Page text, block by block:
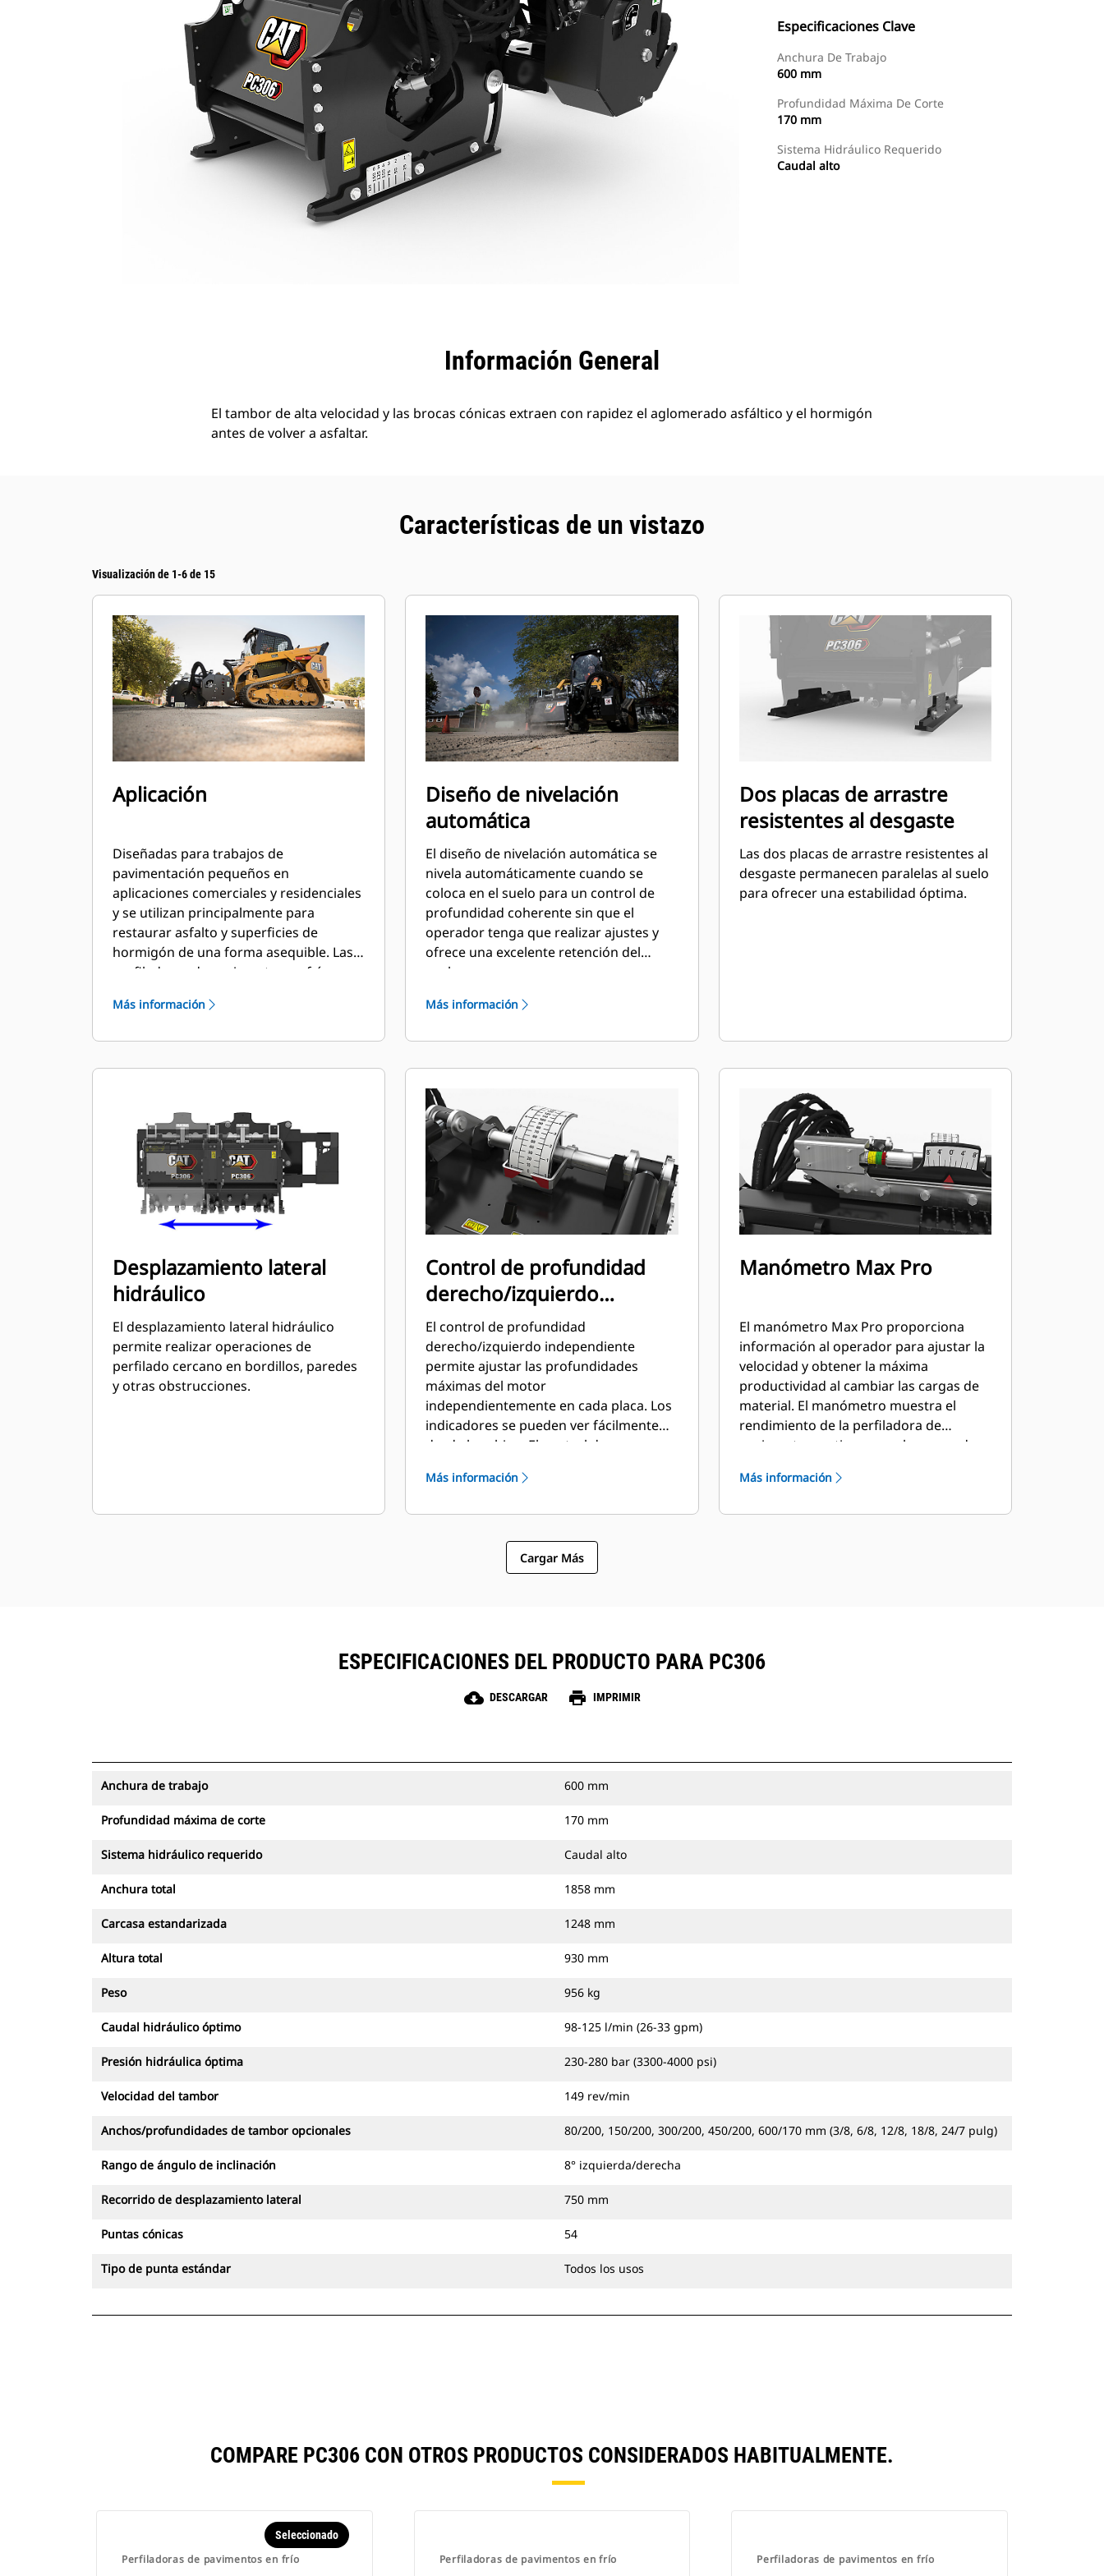
Especificaciones Clave
Anchura De Trabajo
600 mm
Profundidad Máxima De Corte
170 mm
Sistema Hidráulico Requerido
Caudal alto
Información General
El tambor de alta velocidad y las brocas cónicas extraen con rapidez el aglomerado asfáltico y el hormigón
antes de volver a asfaltar.
Características de un vistazo
Visualización de 1-6 de 15
Aplicación
Diseñadas para trabajos de
pavimentación pequeños en
aplicaciones comerciales y residenciales
y se utilizan principalmente para
restaurar asfalto y superficies de
hormigón de una forma asequible. Las
perfiladoras de pavimentos en frío
imperfecciones en pavimentos dilatados
eliminar líneas de carriles de tráfico y
restricciones de peso limitan el uso de
perfiladoras especializadas.
Más información
Diseño de nivelación
automática
El diseño de nivelación automática se
nivela automáticamente cuando se
coloca en el suelo para un control de
profundidad coherente sin que el
operador tenga que realizar ajustes y
ofrece una excelente retención del
suelo.
Más información
Dos placas de arrastre
resistentes al desgaste
Las dos placas de arrastre resistentes al
desgaste permanecen paralelas al suelo
para ofrecer una estabilidad óptima.
Desplazamiento lateral
hidráulico
El desplazamiento lateral hidráulico
permite realizar operaciones de
perfilado cercano en bordillos, paredes
y otras obstrucciones.
Control de profundidad
derecho/izquierdo
independiente
El control de profundidad
derecho/izquierdo independiente
permite ajustar las profundidades
máximas del motor
independientemente en cada placa. Los
indicadores se pueden ver fácilmente
desde la cabina. El control de
mecánico en los modelos PC104 y
de serie en los modelos PC305-PC412.
Más información
Manómetro Max Pro
El manómetro Max Pro proporciona
información al operador para ajustar la
velocidad y obtener la máxima
productividad al cambiar las cargas de
material. El manómetro muestra el
rendimiento de la perfiladora de
pavimentos en tiempo real y se puede
los modelos.
Más información
Cargar Más
ESPECIFICACIONES DEL PRODUCTO PARA PC306
cloud_download DESCARGAR print IMPRIMIR
Anchura de trabajo 600 mm
Profundidad máxima de corte 170 mm
Sistema hidráulico requerido Caudal alto
Anchura total 1858 mm
Carcasa estandarizada 1248 mm
Altura total 930 mm
Peso 956 kg
Caudal hidráulico óptimo 98-125 l/min (26-33 gpm)
Presión hidráulica óptima 230-280 bar (3300-4000 psi)
Velocidad del tambor 149 rev/min
Anchos/profundidades de tambor opcionales 80/200, 150/200, 300/200, 450/200, 600/170 mm (3/8, 6/8, 12/8, 18/8, 24/7 pulg)
Rango de ángulo de inclinación 8° izquierda/derecha
Recorrido de desplazamiento lateral 750 mm
Puntas cónicas 54
Tipo de punta estándar Todos los usos
COMPARE PC306 CON OTROS PRODUCTOS CONSIDERADOS HABITUALMENTE.
Perfiladoras de pavimentos en frío
Seleccionado
Perfiladoras de pavimentos en frío Perfiladoras de pavimentos en frío